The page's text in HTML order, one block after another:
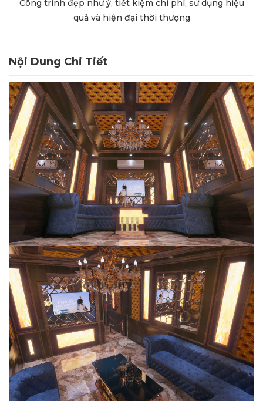
Công trình đẹp như ý, tiết kiệm chi phí, sử dụng hiệu
quả và hiện đại thời thượng
Nội Dung Chi Tiết